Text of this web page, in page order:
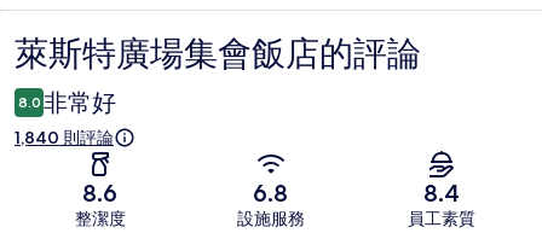
評
論
萊斯特廣場集會飯店的評論
8.0 非常好
1,840 則評論
8.6
整潔度
6.8
設施服務
8.4
員工素質